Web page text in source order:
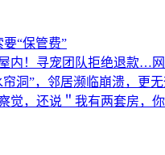
“保管费”
内！寻宠团队拒绝退款…
帘洞”，邻居濒临崩溃，更
觉，还说＂我有两套房，